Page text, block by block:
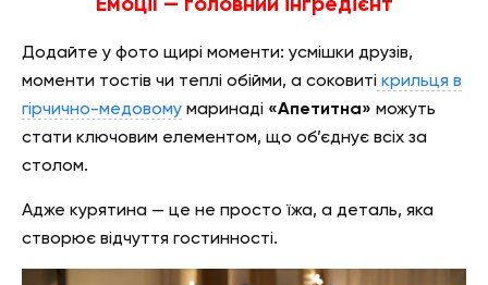
Додайте у фото щирі моменти: усмішки друзів,
моменти тостів чи теплі обійми, а соковиті крильця в
гірчично-медовому маринаді «Апетитна» можуть
стати ключовим елементом, що об’єднує всіх за
столом.
Адже курятина — це не просто їжа, а деталь, яка
створює відчуття гостинності.